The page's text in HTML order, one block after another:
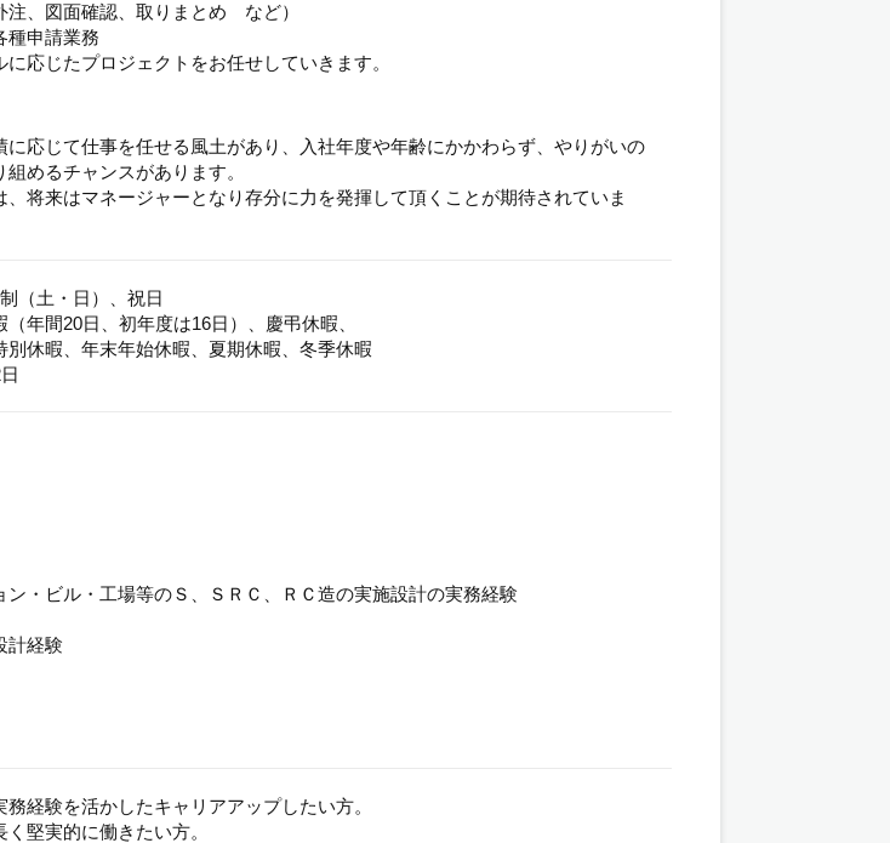
注、図面確認、取りまとめ など）
種申請業務
応じたプロジェクトをお任せしていきます。
に応じて仕事を任せる風土があり、入社年度や年齢にかかわらず、やりがいの
めるチャンスがあります。
、将来はマネージャーとなり存分に力を発揮して頂くことが期待されていま
（土・日）、祝日
（年間20日、初年度は16日）、慶弔休暇、
休暇、年末年始休暇、夏期休暇、冬季休暇
ン・ビル・工場等のＳ、ＳＲＣ、ＲＣ造の実施設計の実務経験
計経験
務経験を活かしたキャリアアップしたい方。
く堅実的に働きたい方。